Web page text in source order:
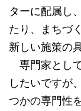
ターに配属し
たり、まちづ
新しい施策の
専門家とし
したいですが
つかの専門性